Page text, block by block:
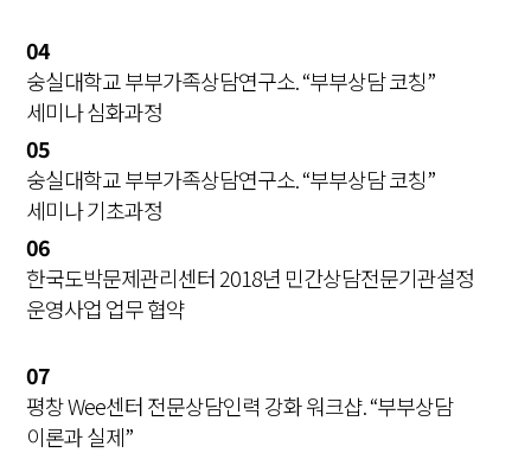
04
숭실대학교 부부가족상담연구소. “부부상담 코칭”
세미나 심화과정
05
숭실대학교 부부가족상담연구소. “부부상담 코칭”
세미나 기초과정
06
한국도박문제관리센터 2018년 민간상담전문기관설정
운영사업 업무 협약
07
평창 Wee센터 전문상담인력 강화 워크샵. “부부상담
이론과 실제”